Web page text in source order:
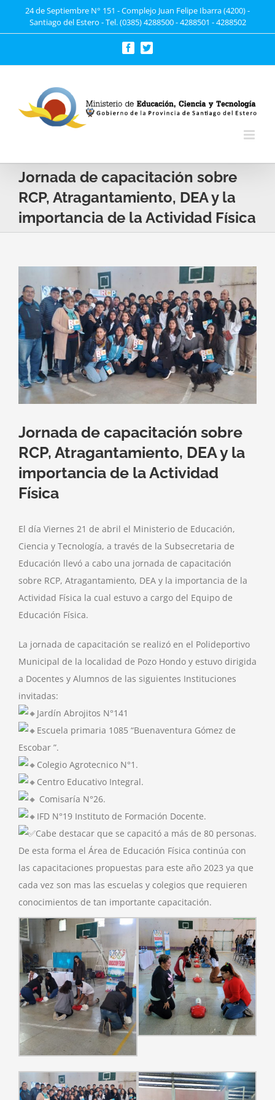
24 de Septiembre N° 151 - Complejo Juan Felipe Ibarra (4200) -
Santiago del Estero - Tel. (0385) 4288500 - 4288501 - 4288502
FacebookTwitter
Jornada de capacitación sobre
RCP, Atragantamiento, DEA y la
importancia de la Actividad Física
imagen
más
grande
Jornada de capacitación sobre
RCP, Atragantamiento, DEA y la
importancia de la Actividad
Física
El día Viernes 21 de abril el Ministerio de Educación,
Ciencia y Tecnología, a través de la Subsecretaria de
Educación llevó a cabo una jornada de capacitación
sobre RCP, Atragantamiento, DEA y la importancia de la
Actividad Física la cual estuvo a cargo del Equipo de
Educación Física.
La jornada de capacitación se realizó en el Polideportivo
Municipal de la localidad de Pozo Hondo y estuvo dirigida
a Docentes y Alumnos de las siguientes Instituciones
invitadas:
Jardín Abrojitos N°141
Escuela primaria 1085 “Buenaventura Gómez de
Escobar ”.
Colegio Agrotecnico N°1.
Centro Educativo Integral.
Comisaría N°26.
IFD N°19 Instituto de Formación Docente.
Cabe destacar que se capacitó a más de 80 personas.
De esta forma el Área de Educación Física continúa con
las capacitaciones propuestas para este año 2023 ya que
cada vez son mas las escuelas y colegios que requieren
conocimientos de tan importante capacitación.